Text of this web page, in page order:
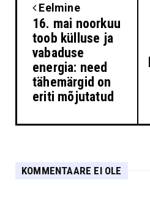
Eelmine
16. mai noorkuu
toob külluse ja
vabaduse
energia: need
tähemärgid on
eriti mõjutatud
KOMMENTAARE EI OLE